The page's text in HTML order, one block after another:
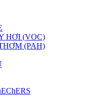
HƠI (VOC)
(PAH)